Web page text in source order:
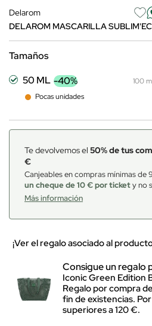
Delarom
DELAROM MASCARILLA
Tamaños
50 ML -40%
Pocas unidades
100
Te devolvemos el 50% de tus
€
Canjeables en compras mínimas
un cheque de 10 € por tickety no
Más información
¡Ver el regalo asociado al
Consigue un regalo
Iconic Green Edition
Regalo por compra
fin de existencias.
superiores a 120 €.